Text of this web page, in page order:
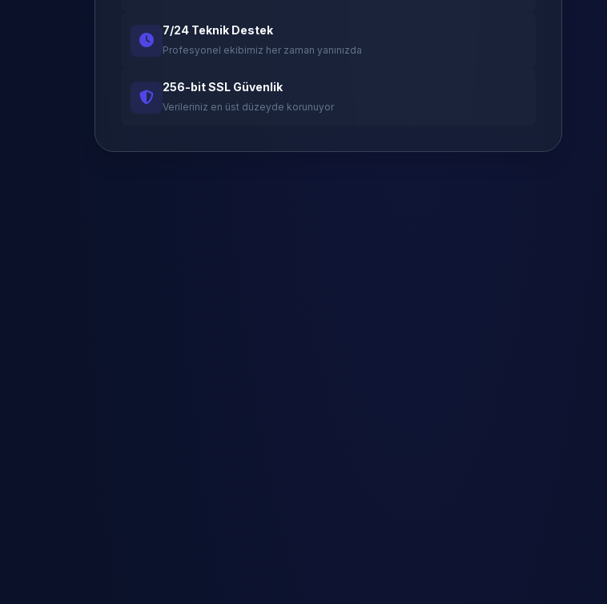
7/24 Teknik Destek
Profesyonel ekibimiz her zaman yanınızda
256-bit SSL Güvenlik
Verileriniz en üst düzeyde korunuyor